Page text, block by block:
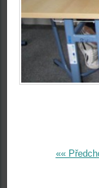
««